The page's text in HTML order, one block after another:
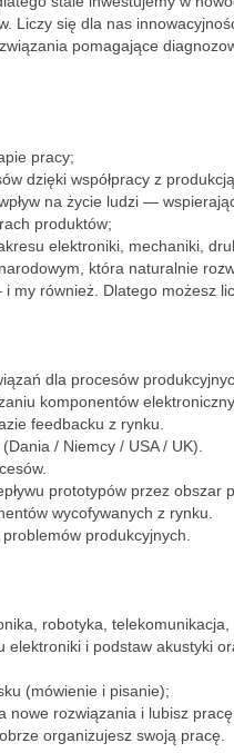
Liczy się dla nas
pomagające
pracy;
dzięki współpracy z
na życie ludzi —
produktów;
elektroniki, mechaniki,
która naturalnie
my również. Dlatego możesz
dla procesów
komponentów
feedbacku z rynku.
/ Niemcy / USA / UK).
prototypów przez obszar
wycofywanych z rynku.
produkcyjnych.
robotyka,
elektroniki i podstaw akustyki
(mówienie i pisanie);
nowe rozwiązania i lubisz
organizujesz swoją pracę.